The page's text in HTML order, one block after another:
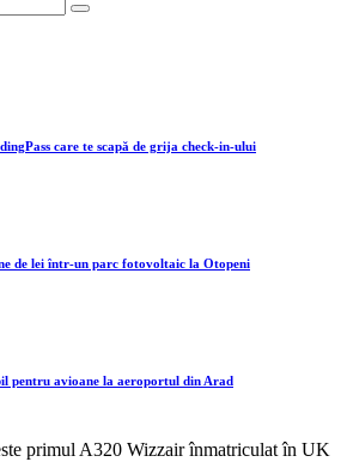
care te scapă de grija check-in-ului
de lei într-un parc fotovoltaic la Otopeni
pentru avioane la aeroportul din Arad
primul A320 Wizzair înmatriculat în UK